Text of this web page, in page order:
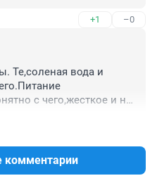
инвалидов и все на
не зажируешь...
+1 –0
Те,соленая вода и
с чего,жесткое и не
комментарии